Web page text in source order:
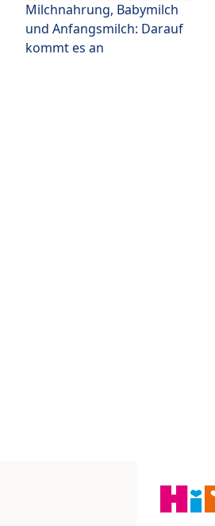
Milchnahrung, Babymilch
und Anfangsmilch: Darauf
kommt es an